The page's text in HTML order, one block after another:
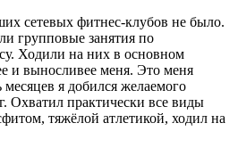
сетевых фитнес-клубов не было.
групповые занятия по
Ходили на них в основном
и выносливее меня. Это меня
я добился желаемого
Охватил практически все виды
тяжёлой атлетикой, ходил на